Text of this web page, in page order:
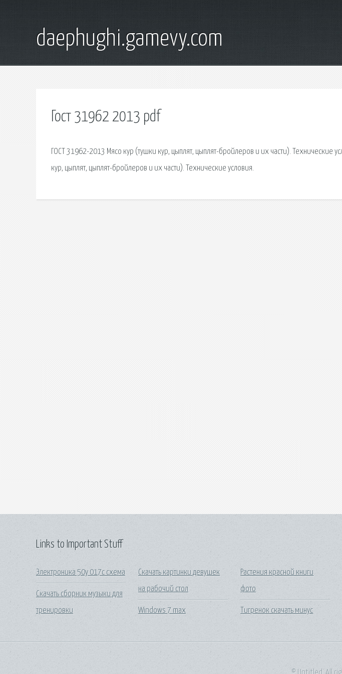
daephughi.gamevy.com
Гост 31962 2013 pdf
ГОСТ 31962-2013 Мясо кур (тушки кур, цыплят, цыплят-бройлеров и их части). Технические
кур, цыплят, цыплят-бройлеров и их части). Технические условия.
Links to Important Stuff
Электроника 50у 017с схема
Скачать сборник музыки для
тренировки
Скачать картинки девушек
на рабочий стол
Windows 7 max
Растения красной книги
фото
Тигренок скачать минус